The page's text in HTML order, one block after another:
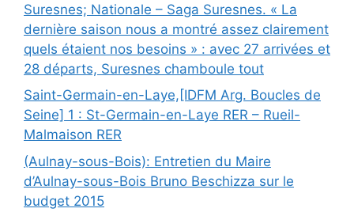
Suresnes; Nationale – Saga Suresnes. « La
dernière saison nous a montré assez clairement
quels étaient nos besoins » : avec 27 arrivées et
28 départs, Suresnes chamboule tout
Saint-Germain-en-Laye,[IDFM Arg. Boucles de
Seine] 1 : St-Germain-en-Laye RER – Rueil-
Malmaison RER
(Aulnay-sous-Bois): Entretien du Maire
d’Aulnay-sous-Bois Bruno Beschizza sur le
budget 2015